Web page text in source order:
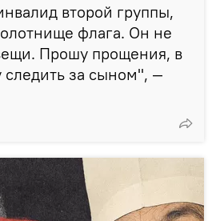
второй группы,
флага. Он не
Прошу прощения, в
за сыном", —